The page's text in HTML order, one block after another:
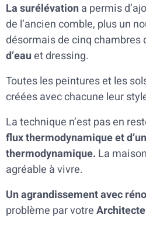
La surélévationa permis
de l’ancien comble, plus un
désormais de cinq chambres
d’eauet dressing.
Toutes les peintures et les
créées avec chacune leur
La technique n’est pas en
flux thermodynamique et
thermodynamique. La
agréable à vivre.
Un agrandissement avec
problème par votre